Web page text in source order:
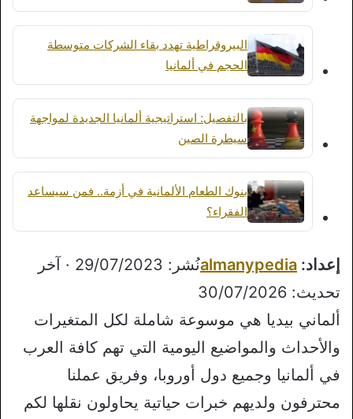
البيروقراطية تهدد بقاء الشركات متوسطة
الحجم في ألمانيا
بالتفصيل: استراتيجية ألمانيا الجديدة لمواجهة
سيطرة الصين
بنوك الطعام الألمانية في أزمة.. فمن سيساعد
الفقراء؟
إعداد: almanypedia
نُشر: 29/07/2023 · آخر
تحديث: 30/07/2026
ألماني بيديا هي موسوعة شاملة لكل المتغيرات
والأحداث والمواضيع اليومية التي تهم كافة العرب
في ألمانيا وجميع دول أوروبا، وفريق عملنا
محترفون ولديهم خبرات حياتية يحاولون نقلها لكم